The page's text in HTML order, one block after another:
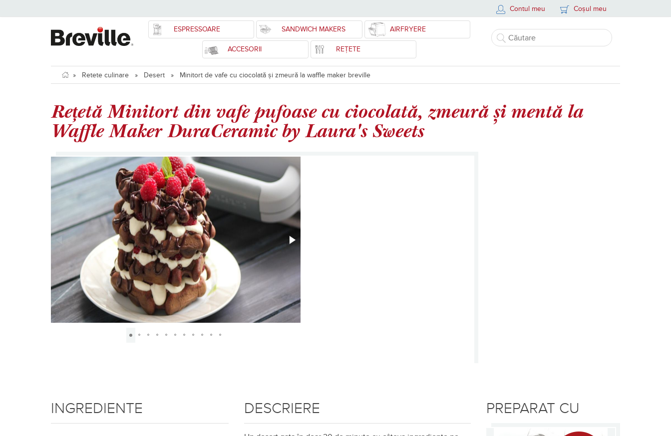
Contul meu Coșul meu
ESPRESSOARE SANDWICH MAKERS AIRFRYERE
ACCESORII REȚETE
» Retete culinare » Desert » Minitort de vafe cu ciocolată și zmeură la waffle maker breville
Rețetă Minitort din vafe pufoase cu ciocolată, zmeură și mentă la
Waffle Maker DuraCeramic by Laura's Sweets
INGREDIENTE DESCRIERE PREPARAT CU